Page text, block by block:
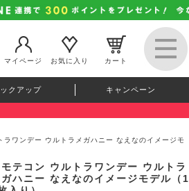
マイページ お気に入り カート
クアップ キャンペーン
ワンデー ウルトラメガハニー なえなのイメージモ
テコン ウルトラワンデー ウルトラ
ハニー なえなのイメージモデル（1